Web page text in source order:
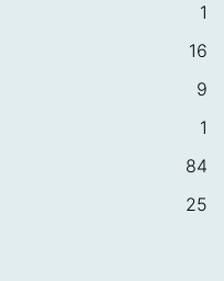
1
16
9
1
84
25